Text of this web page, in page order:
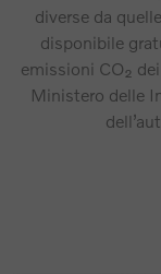
diverse da
disponibile
emissioni CO₂
Ministero delle